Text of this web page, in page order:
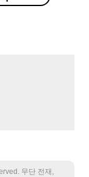
무단 전재,